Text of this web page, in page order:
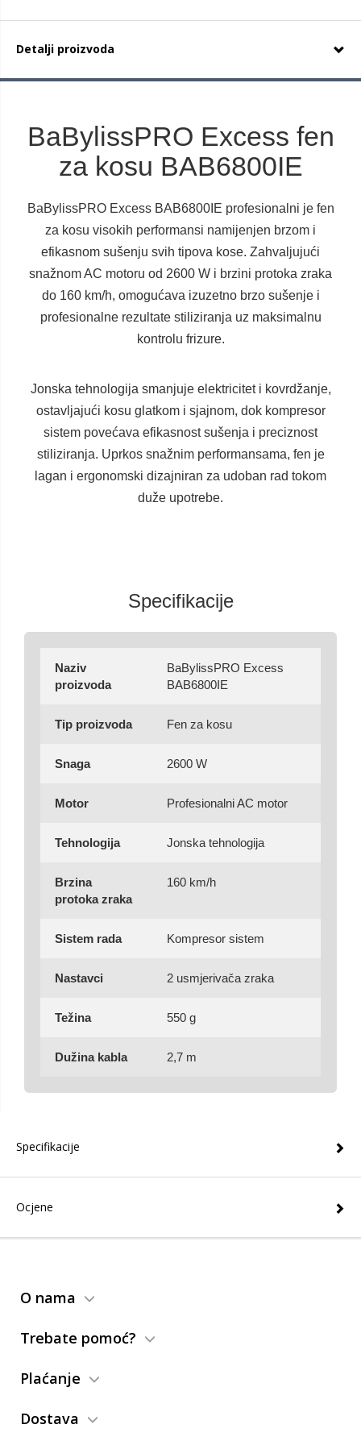
Detalji proizvoda
BaBylissPRO Excess fen
za kosu BAB6800IE
BaBylissPRO Excess BAB6800IE profesionalni je fen
za kosu visokih performansi namijenjen brzom i
efikasnom sušenju svih tipova kose. Zahvaljujući
snažnom AC motoru od 2600 W i brzini protoka zraka
do 160 km/h, omogućava izuzetno brzo sušenje i
profesionalne rezultate stiliziranja uz maksimalnu
kontrolu frizure.
Jonska tehnologija smanjuje elektricitet i kovrdžanje,
ostavljajući kosu glatkom i sjajnom, dok kompresor
sistem povećava efikasnost sušenja i preciznost
stiliziranja. Uprkos snažnim performansama, fen je
lagan i ergonomski dizajniran za udoban rad tokom
duže upotrebe.
Specifikacije
Naziv
proizvoda
BaBylissPRO Excess
BAB6800IE
Tip proizvoda Fen za kosu
Snaga 2600 W
Motor Profesionalni AC motor
Tehnologija Jonska tehnologija
Brzina
protoka zraka
160 km/h
Sistem rada Kompresor sistem
Nastavci 2 usmjerivača zraka
Težina 550 g
Dužina kabla 2,7 m
Specifikacije
Ocjene
O nama
Trebate pomoć?
Plaćanje
Dostava